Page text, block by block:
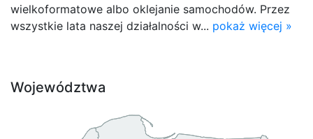
wielkoformatowe albo oklejanie samochodów. Przez
wszystkie lata naszej działalności w... pokaż więcej »
Województwa